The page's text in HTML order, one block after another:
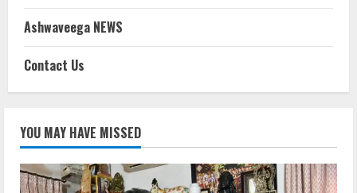
Ashwaveega NEWS
Contact Us
YOU MAY HAVE MISSED